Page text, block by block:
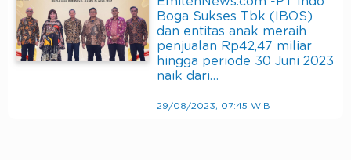
Boga Sukses Tbk (IBOS)
dan entitas anak meraih
penjualan Rp42,47 miliar
hingga periode 30 Juni 2023
naik dari…
29/08/2023, 07:45 WIB